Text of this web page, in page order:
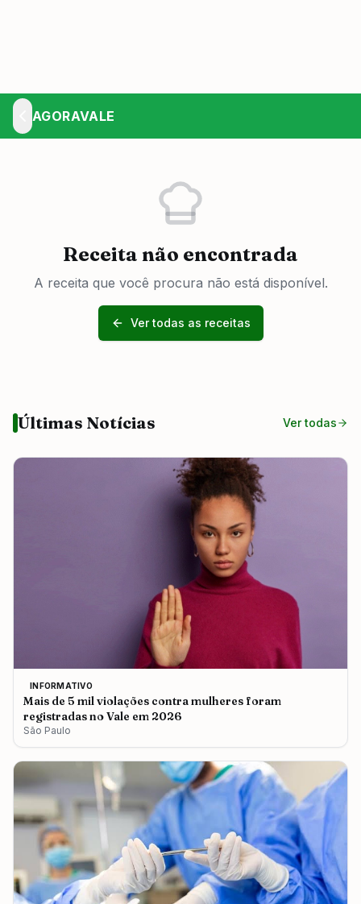
AGORAVALE
Receita não encontrada
A receita que você procura não está disponível.
Ver todas as receitas
Últimas Notícias Ver todas
INFORMATIVO
Mais de 5 mil violações contra mulheres foram
registradas no Vale em 2026
São Paulo